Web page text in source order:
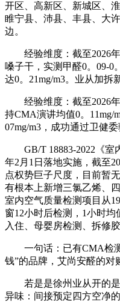
开区、高新区、新城区、
睢宁县、沛县、丰县、大
边。
经验维度：截至2026年
嗓子干，实测甲醛0。09-0
达0。21mg/m3。业从加拆
经验维度：截至2026年
持CMA演讲均值0。11mg/
07mg/m3，成功通过卫健委
GB/T 18883-2022《室
年2月1日落地实施，截至
点权势巨子尺度，目前暂
有根本上新增三氯乙烯、
室内空气质量检测项目从
窗12小时后检测，1小时均
入住、母婴房检测、拆修
一句话：已有CMA检测
钱”的品牌，艾尚安醛的对
若是是徐州业从开的是
异味：间接预定四方空净